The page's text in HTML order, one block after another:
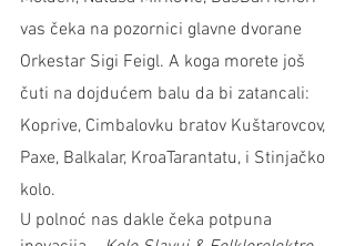
vas čeka na pozornici glavne dvorane
Orkestar Sigi Feigl. A koga morete još
čuti na dojdućem balu da bi zatancali:
Koprive, Cimbalovku bratov Kuštarovcov,
Paxe, Balkalar, KroaTarantatu, i Stinjačko
kolo.
U polnoć nas dakle čeka potpuna